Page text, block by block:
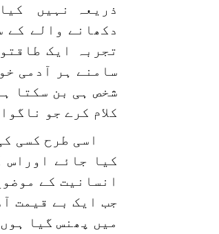
ذریعہ نہیں
دکھانے والے کے
تجربہ ایک
سامنے ہر آدمی
شخص ہی بن سکتا
کلام کرے جو
اسی طرح کسی
کیا جائے
انسانیت کے
جب ایک بے قیمت
میں پھنس گیا